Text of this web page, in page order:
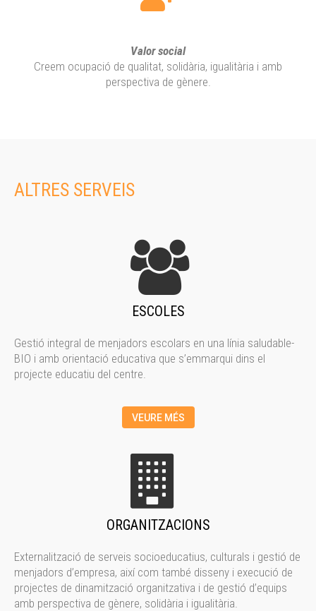
Valor social
Creem ocupació de qualitat, solidària, igualitària i amb
perspectiva de gènere.
ALTRES SERVEIS
ESCOLES
Gestió integral de menjadors escolars en una línia saludable-
BIO i amb orientació educativa que s’emmarqui dins el
projecte educatiu del centre.
VEURE MÉS
ORGANITZACIONS
Externalització de serveis socioeducatius, culturals i gestió de
menjadors d’empresa, així com també disseny i execució de
projectes de dinamització organitzativa i de gestió d’equips
amb perspectiva de gènere, solidària i igualitària.